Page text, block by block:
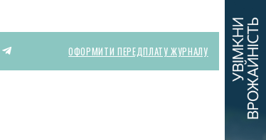
ОФОРМИТИ ПЕРЕДПЛАТУ ЖУРНАЛУ